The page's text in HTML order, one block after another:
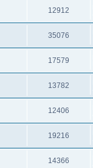
12912
35076
17579
13782
12406
19216
14366